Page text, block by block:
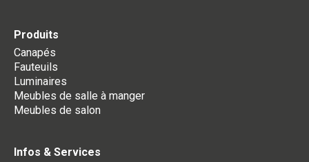
Produits
Canapés
Fauteuils
Luminaires
Meubles de salle à manger
Meubles de salon
Infos & Services